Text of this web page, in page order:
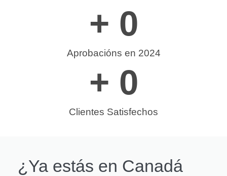
Aprobacións en 2024
+ 0
Clientes Satisfechos
+ 0
¿Ya estás en Canadá